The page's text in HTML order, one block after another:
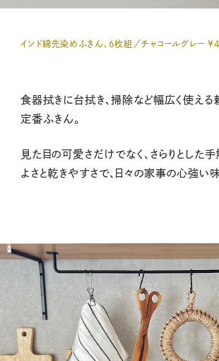
インド綿先染めふきん、6枚組／チャコールグレー ￥
食器拭きに台拭き、掃除など幅広く使える
定番ふきん。
見た目の可愛さだけでなく、さらりとした
よさと乾きやすさで、日々の家事の心強い